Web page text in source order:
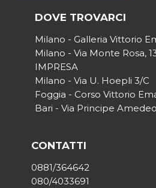
DOVE TROVARCI
Milano - Galleria Vittorio
Milano - Via Monte Rosa,
IMPRESA
Milano - Via U. Hoepli 3/C
Foggia - Corso Vittorio
Bari - Via Principe
CONTATTI
0881/364642
080/4033691